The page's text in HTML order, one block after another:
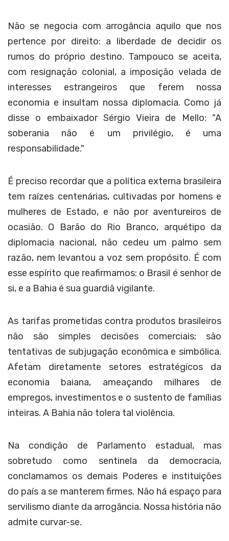
Não se negocia com arrogância aquilo que nos
pertence por direito: a liberdade de decidir os
rumos do próprio destino. Tampouco se aceita,
com resignação colonial, a imposição velada de
interesses estrangeiros que ferem nossa
economia e insultam nossa diplomacia. Como já
disse o embaixador Sérgio Vieira de Mello: "A
soberania não é um privilégio, é uma
responsabilidade."
É preciso recordar que a política externa brasileira
tem raízes centenárias, cultivadas por homens e
mulheres de Estado, e não por aventureiros de
ocasião. O Barão do Rio Branco, arquétipo da
diplomacia nacional, não cedeu um palmo sem
razão, nem levantou a voz sem propósito. É com
esse espírito que reafirmamos: o Brasil é senhor de
si, e a Bahia é sua guardiã vigilante.
As tarifas prometidas contra produtos brasileiros
não são simples decisões comerciais; são
tentativas de subjugação econômica e simbólica.
Afetam diretamente setores estratégicos da
economia baiana, ameaçando milhares de
empregos, investimentos e o sustento de famílias
inteiras. A Bahia não tolera tal violência.
Na condição de Parlamento estadual, mas
sobretudo como sentinela da democracia,
conclamamos os demais Poderes e instituições
do país a se manterem firmes. Não há espaço para
servilismo diante da arrogância. Nossa história não
admite curvar-se.